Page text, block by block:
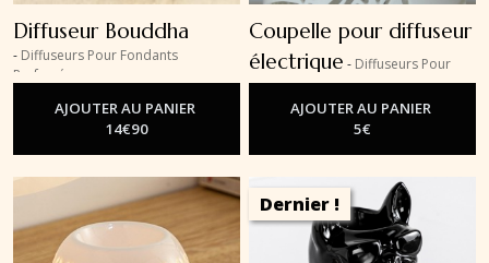
Diffuseur Bouddha
- Diffuseurs Pour Fondants
Parfumés
AJOUTER AU PANIER
14€90
Coupelle pour diffuseur
électrique - Diffuseurs Pour
Fondants Parfumés
AJOUTER AU PANIER
5€
Dernier !